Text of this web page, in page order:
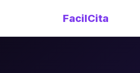
FacilCita